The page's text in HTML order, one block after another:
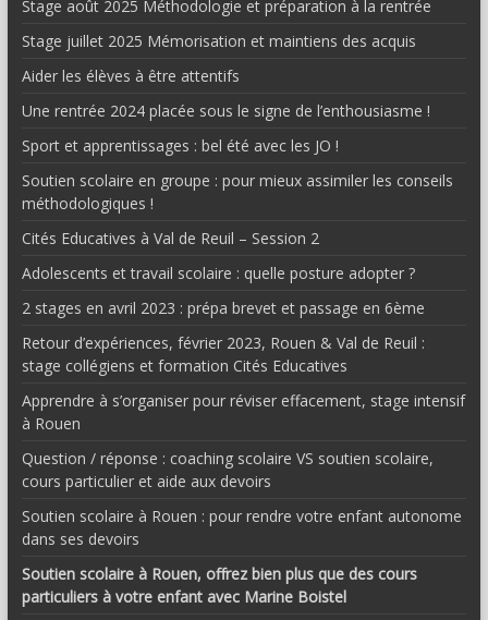
Stage août 2025 Méthodologie et préparation à la rentrée
Stage juillet 2025 Mémorisation et maintiens des acquis
Aider les élèves à être attentifs
Une rentrée 2024 placée sous le signe de l’enthousiasme !
Sport et apprentissages : bel été avec les JO !
Soutien scolaire en groupe : pour mieux assimiler les conseils
méthodologiques !
Cités Educatives à Val de Reuil – Session 2
Adolescents et travail scolaire : quelle posture adopter ?
2 stages en avril 2023 : prépa brevet et passage en 6ème
Retour d’expériences, février 2023, Rouen & Val de Reuil :
stage collégiens et formation Cités Educatives
Apprendre à s’organiser pour réviser effacement, stage intensif
à Rouen
Question / réponse : coaching scolaire VS soutien scolaire,
cours particulier et aide aux devoirs
Soutien scolaire à Rouen : pour rendre votre enfant autonome
dans ses devoirs
Soutien scolaire à Rouen, offrez bien plus que des cours
particuliers à votre enfant avec Marine Boistel